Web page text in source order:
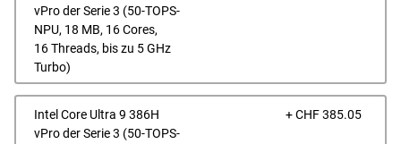
vPro der Serie 3 (50-TOPS-
NPU, 18 MB, 16 Cores,
16 Threads, bis zu 5 GHz
Turbo)
Intel Core Ultra 9 386H
vPro der Serie 3 (50-TOPS-
+ CHF 385.05